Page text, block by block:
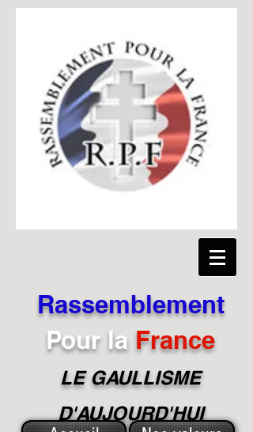
Rassemblement
Pour la France
LE GAULLISME
D'AUJOURD'HUI